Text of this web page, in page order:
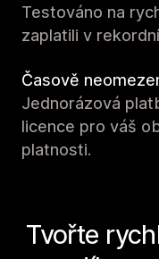
Testováno na
zaplatili v
Časově
Jednorázová
licence pro váš
platnosti.
Tvořte